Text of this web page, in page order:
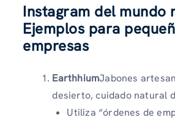
Instagram del mundo
Ejemplos para
empresas
EarthhiumJabones
desierto, cuidado natural
Utiliza “órdenes de